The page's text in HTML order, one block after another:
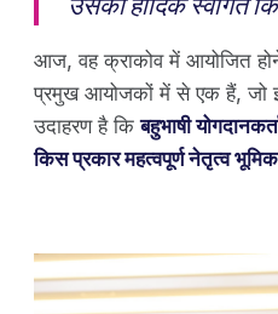
आज, वह क्राकोव में आयोजित
प्रमुख आयोजकों में से एक हैं, जो
उदाहरण है किबहुभाषी
किस प्रकार महत्वपूर्ण नेतृत्व